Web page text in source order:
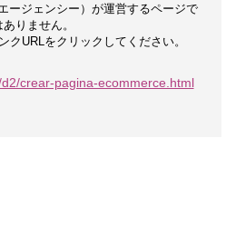
ージェンシー）が運営するページで
ありません。
クURLをクリックしてください。
crear-pagina-ecommerce.html